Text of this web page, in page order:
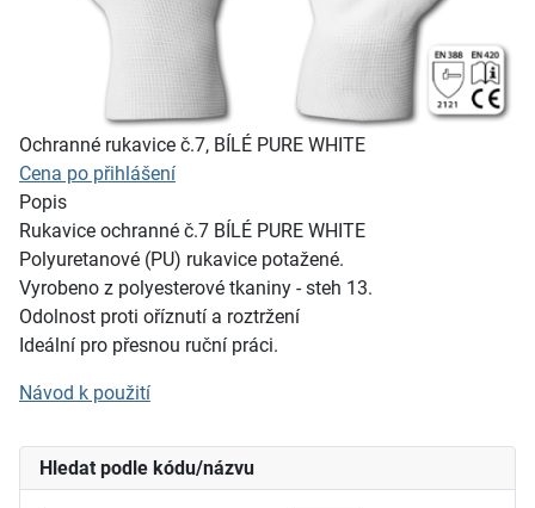
Hledat podle kódu/názvu
Ochranné rukavice č.7, BÍLÉ PURE WHITE
Cena po přihlášení
Popis
Rukavice ochranné č.7 BÍLÉ PURE WHITE
Polyuretanové (PU) rukavice potažené.
Vyrobeno z polyesterové tkaniny - steh 13.
Odolnost proti oříznutí a roztržení
Ideální pro přesnou ruční práci.
Návod k použití